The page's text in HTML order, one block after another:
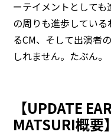
ーテイメントとして
の周りも進歩してい
るCM、そして出演者
しれません。たぶん。
【UPDATE
MATSURI概要】